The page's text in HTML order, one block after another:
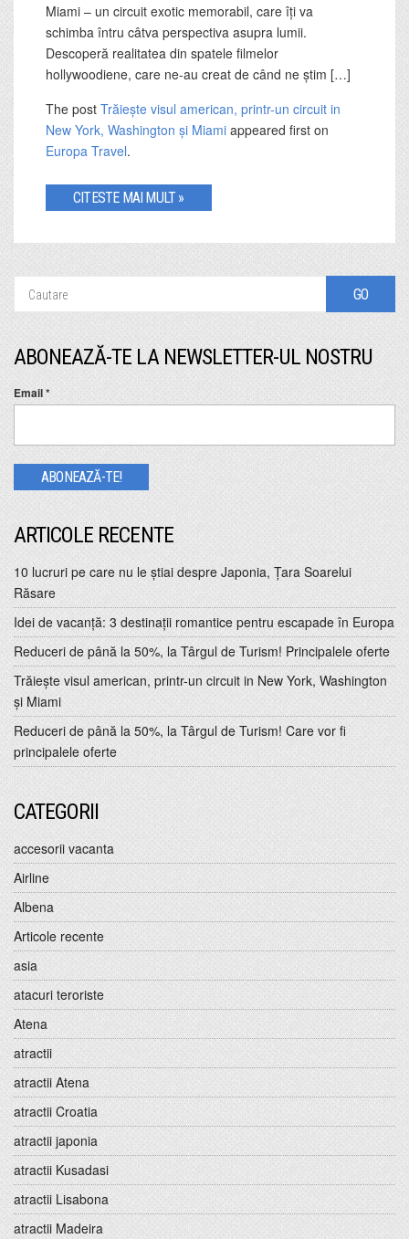
Miami – un circuit exotic memorabil, care îți va
schimba întru câtva perspectiva asupra lumii.
Descoperă realitatea din spatele filmelor
hollywoodiene, care ne-au creat de când ne știm […]
The post Trăiește visul american, printr-un circuit in
New York, Washington și Miami appeared first on
Europa Travel.
CITESTE MAI MULT »
ABONEAZĂ-TE LA NEWSLETTER-UL NOSTRU
Email*
ARTICOLE RECENTE
10 lucruri pe care nu le ştiai despre Japonia, Ţara Soarelui
Răsare
Idei de vacanţă: 3 destinaţii romantice pentru escapade în Europa
Reduceri de până la 50%, la Târgul de Turism! Principalele oferte
Trăiește visul american, printr-un circuit in New York, Washington
și Miami
Reduceri de până la 50%, la Târgul de Turism! Care vor fi
principalele oferte
CATEGORII
accesorii vacanta
Airline
Albena
Articole recente
asia
atacuri teroriste
Atena
atractii
atractii Atena
atractii Croatia
atractii japonia
atractii Kusadasi
atractii Lisabona
atractii Madeira